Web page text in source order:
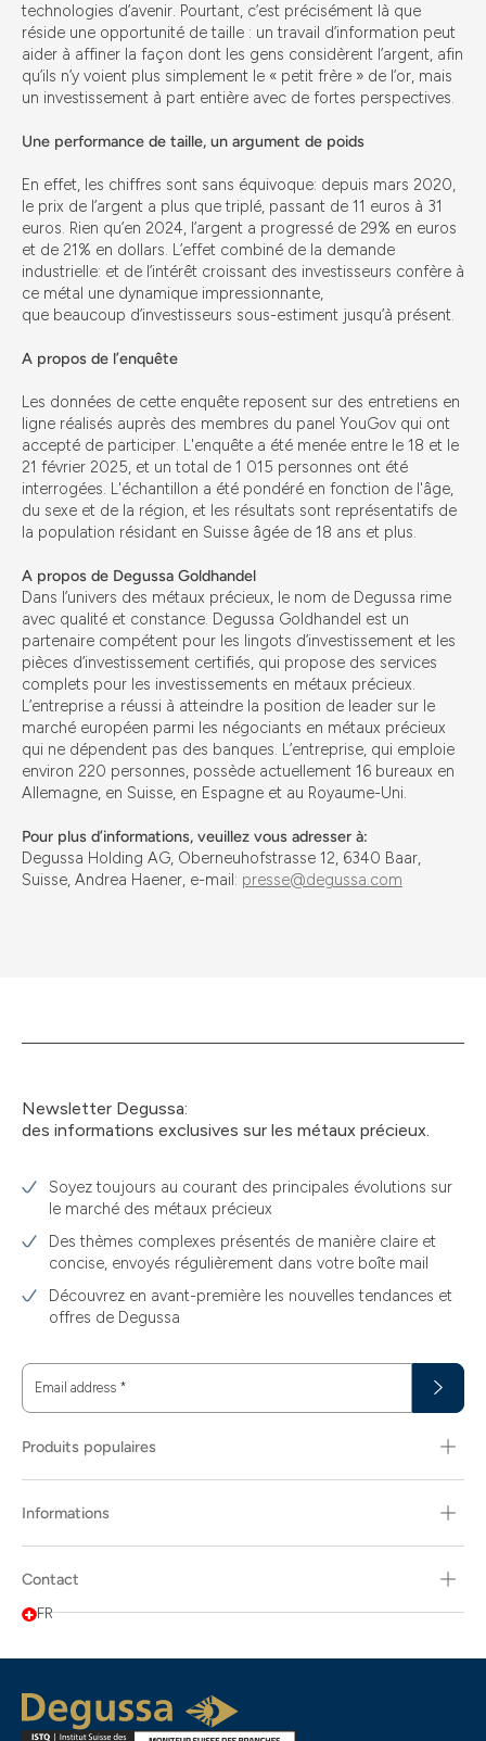
technologies d’avenir. Pourtant, c’est précisément là que
réside une opportunité de taille : un travail d’information peut
aider à affiner la façon dont les gens considèrent l’argent, afin
qu’ils n’y voient plus simplement le « petit frère » de l’or, mais
un investissement à part entière avec de fortes perspectives.
Une performance de taille, un argument de poids
En effet, les chiffres sont sans équivoque: depuis mars 2020,
le prix de l’argent a plus que triplé, passant de 11 euros à 31
euros. Rien qu’en 2024, l’argent a progressé de 29% en euros
et de 21% en dollars. L’effet combiné de la demande
industrielle: et de l’intérêt croissant des investisseurs confère à
ce métal une dynamique impressionnante,
que beaucoup d’investisseurs sous-estiment jusqu’à présent.
A propos de l’enquête
Les données de cette enquête reposent sur des entretiens en
ligne réalisés auprès des membres du panel YouGov qui ont
accepté de participer. L'enquête a été menée entre le 18 et le
21 février 2025, et un total de 1 015 personnes ont été
interrogées. L'échantillon a été pondéré en fonction de l'âge,
du sexe et de la région, et les résultats sont représentatifs de
la population résidant en Suisse âgée de 18 ans et plus.
A propos de Degussa Goldhandel
Dans l’univers des métaux précieux, le nom de Degussa rime
avec qualité et constance. Degussa Goldhandel est un
partenaire compétent pour les lingots d’investissement et les
pièces d’investissement certifiés, qui propose des services
complets pour les investissements en métaux précieux.
L’entreprise a réussi à atteindre la position de leader sur le
marché européen parmi les négociants en métaux précieux
qui ne dépendent pas des banques. L’entreprise, qui emploie
environ 220 personnes, possède actuellement 16 bureaux en
Allemagne, en Suisse, en Espagne et au Royaume-Uni.
Pour plus d’informations, veuillez vous adresser à:
Degussa Holding AG, Oberneuhofstrasse 12, 6340 Baar,
Suisse, Andrea Haener, e-mail: presse@degussa.com
Newsletter Degussa:
des informations exclusives sur les métaux précieux.
Soyez toujours au courant des principales évolutions sur
le marché des métaux précieux
Des thèmes complexes présentés de manière claire et
concise, envoyés régulièrement dans votre boîte mail
Découvrez en avant-première les nouvelles tendances et
offres de Degussa
Email address *
Produits populaires
Informations
Contact
FR